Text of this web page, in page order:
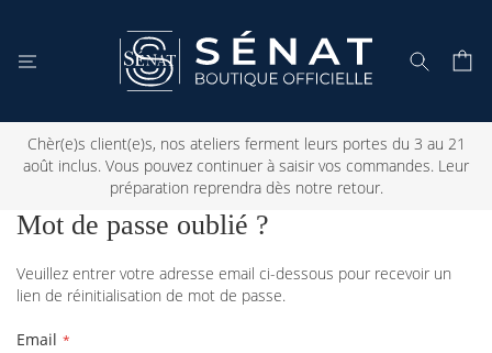
Chèr(e)s client(e)s, nos ateliers ferment leurs portes du 3 au 21
août inclus. Vous pouvez continuer à saisir vos commandes. Leur
préparation reprendra dès notre retour.
Mot de passe oublié ?
Veuillez entrer votre adresse email ci-dessous pour recevoir un
lien de réinitialisation de mot de passe.
Email